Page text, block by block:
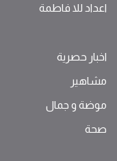
اعداد للا فاطمة
اخبار حصرية
مشاهير
موضة ‫و‬ ‫‬‫جمال‬
صحة